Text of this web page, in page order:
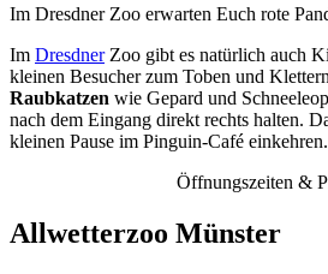
Im Dresdner Zoo erwarten Euch rote
Im DresdnerZoo gibt es natürlich auch
kleinen Besucher zum Toben und
Raubkatzen wie Gepard und
nach dem Eingang direkt rechts halten.
kleinen Pause im Pinguin-Café einkehren.
Öffnungszeiten &
Allwetterzoo Münster